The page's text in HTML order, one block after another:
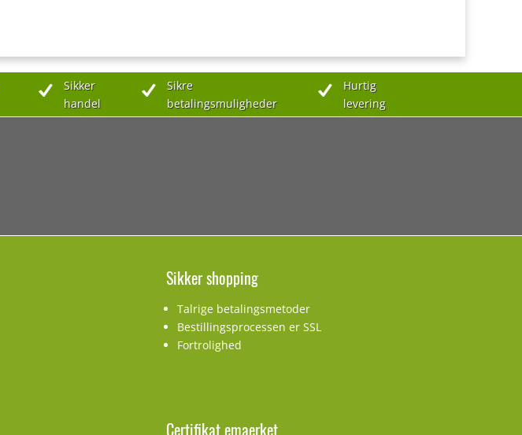
Sikker
handel
Sikre
betalingsmuligheder
Hurtig
levering
Sikker shopping
Talrige betalingsmetoder
Bestillingsprocessen er SSL
Fortrolighed
Certifikat emaerket